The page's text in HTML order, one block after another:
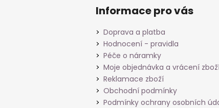
Informace pro vás
Doprava a platba
Hodnocení - pravidla
Péče o náramky
Moje objednávka a vrácení
Reklamace zboží
Obchodní podmínky
Podmínky ochrany osobních